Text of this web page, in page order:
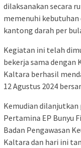
dilaksanakan secara
memenuhi kebutuhan
kantong darah per
Kegiatan ini telah
bekerja sama dengan
Kaltara berhasil
12 Agustus 2024
Kemudian dilanjutkan
Pertamina EP Bunyu
Badan Pengawasan
Kaltara dan hari ini